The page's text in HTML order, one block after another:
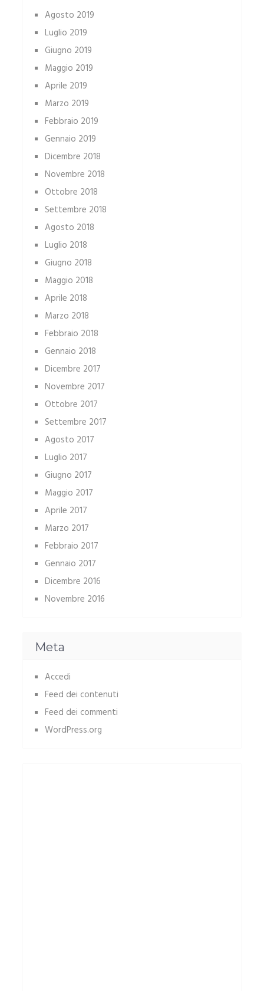
Agosto 2019
Luglio 2019
Giugno 2019
Maggio 2019
Aprile 2019
Marzo 2019
Febbraio 2019
Gennaio 2019
Dicembre 2018
Novembre 2018
Ottobre 2018
Settembre 2018
Agosto 2018
Luglio 2018
Giugno 2018
Maggio 2018
Aprile 2018
Marzo 2018
Febbraio 2018
Gennaio 2018
Dicembre 2017
Novembre 2017
Ottobre 2017
Settembre 2017
Agosto 2017
Luglio 2017
Giugno 2017
Maggio 2017
Aprile 2017
Marzo 2017
Febbraio 2017
Gennaio 2017
Dicembre 2016
Novembre 2016
Meta
Accedi
Feed dei contenuti
Feed dei commenti
WordPress.org